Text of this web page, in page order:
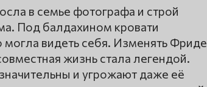
в семье фотографа и строй
Под балдахином кровати
видеть себя. Изменять Фриде
жизнь стала легендой.
и угрожают даже её